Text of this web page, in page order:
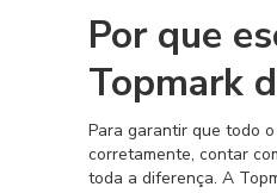
Por que
Topmark
Para garantir que todo
corretamente, contar
toda a diferença. A